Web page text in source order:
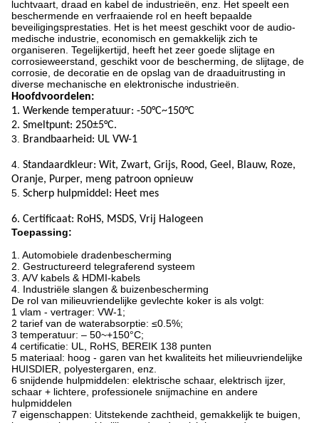
luchtvaart, draad en kabel de industrieën, enz. Het speelt een
beschermende en verfraaiende rol en heeft bepaalde
beveiligingsprestaties. Het is het meest geschikt voor de audio-
medische industrie, economisch en gemakkelijk zich te
organiseren. Tegelijkertijd, heeft het zeer goede slijtage en
corrosieweerstand, geschikt voor de bescherming, de slijtage, de
corrosie, de decoratie en de opslag van de draaduitrusting in
diverse mechanische en elektronische industrieën.
Hoofdvoordelen:
1. Werkende temperatuur: -50°C~150°C
2. Smeltpunt: 250±5°C.
3.
Brandbaarheid: UL VW-1
4. Standaardkleur: Wit, Zwart, Grijs, Rood, Geel, Blauw, Roze,
Oranje, Purper, meng patroon opnieuw
5. Scherp hulpmiddel: Heet mes
6. Certificaat: RoHS, MSDS, Vrij Halogeen
Toepassing:
1. Automobiele dradenbescherming
2. Gestructureerd telegraferend systeem
3. A/V kabels & HDMI-kabels
4. Industriële slangen & buizenbescherming
De rol van milieuvriendelijke gevlechte koker is als volgt:
1 vlam - vertrager: VW-1;
2 tarief van de waterabsorptie: ≤0.5%;
3 temperatuur: – 50~+150°C;
4 certificatie: UL, RoHS, BEREIK 138 punten
5 materiaal: hoog - garen van het kwaliteits het milieuvriendelijke
HUISDIER, polyestergaren, enz.
6 snijdende hulpmiddelen: elektrische schaar, elektrisch ijzer,
schaar + lichtere, professionele snijmachine en andere
hulpmiddelen
7 eigenschappen: Uitstekende zachtheid, gemakkelijk te buigen,